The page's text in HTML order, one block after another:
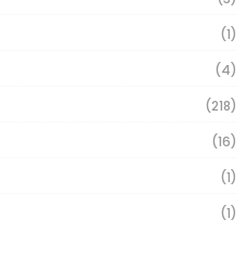
(1)
(4)
(218)
(16)
(1)
(1)